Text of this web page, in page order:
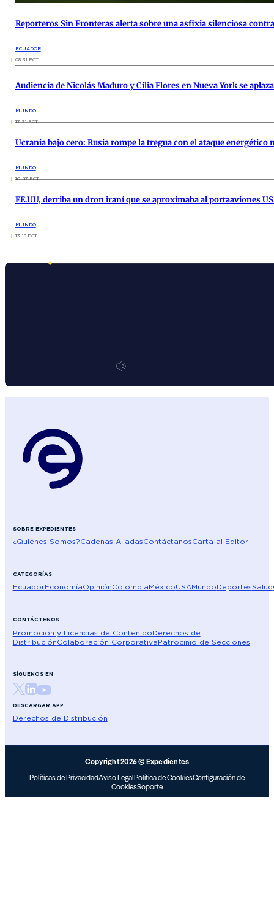
Reporteros Sin Fronteras alerta sobre una asfixia silenciosa
ECUADOR
08:31 ECT
Audiencia de Nicolás Maduro y Cilia Flores en Nueva York se
MUNDO
17:31 ECT
Ucrania bajo cero: Rusia rompe la tregua con el ataque energético
MUNDO
10:57 ECT
EE.UU, derriba un dron iraní que se aproximaba al portaaviones
MUNDO
13:19 ECT
SOBRE EXPEDIENTES
¿Quiénes Somos?Cadenas AliadasContáctanosCarta al Editor
CATEGORÍAS
EcuadorEconomíaOpiniónColombiaMéxicoUSAMundoDeportesSalud
CONTÁCTENOS
Promoción y Licencias de ContenidoDerechos de
DistribuciónColaboración CorporativaPatrocinio de Secciones
SÍGUENOS EN
DESCARGAR APP
Derechos de Distribución
Copyright 2026 © Expedientes
Políticas de PrivacidadAviso LegalPolítica de CookiesConfiguración de
CookiesSoporte